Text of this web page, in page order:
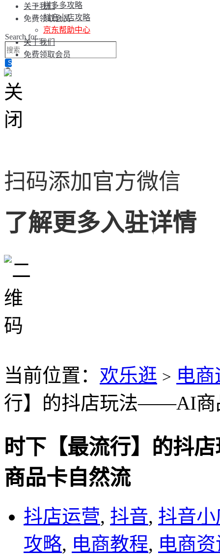
关于我们
免费领取会员
Search for...
拼多多攻略
抖音小店攻略
京东帮助中心
关于我们
免费领取会员
扫码添加官方微信
了解更多入驻详情
当前位置： 欢乐逛 > 电
行】的抖店玩法——AI商
时下【最流行】的抖
商品卡自然流
抖店运营, 抖音, 抖音
攻略, 电商教程, 电商